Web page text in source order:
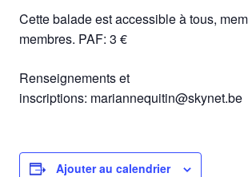
Cette balade est accessible à tous,
membres. PAF: 3 €
Renseignements et
inscriptions: mariannequitin@skynet.be
Ajouter au calendrier